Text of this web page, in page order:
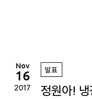
Nov
16
2017
발표
정원아!